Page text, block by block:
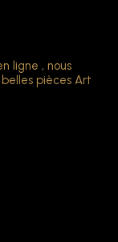
ligne , nous
pièces Art